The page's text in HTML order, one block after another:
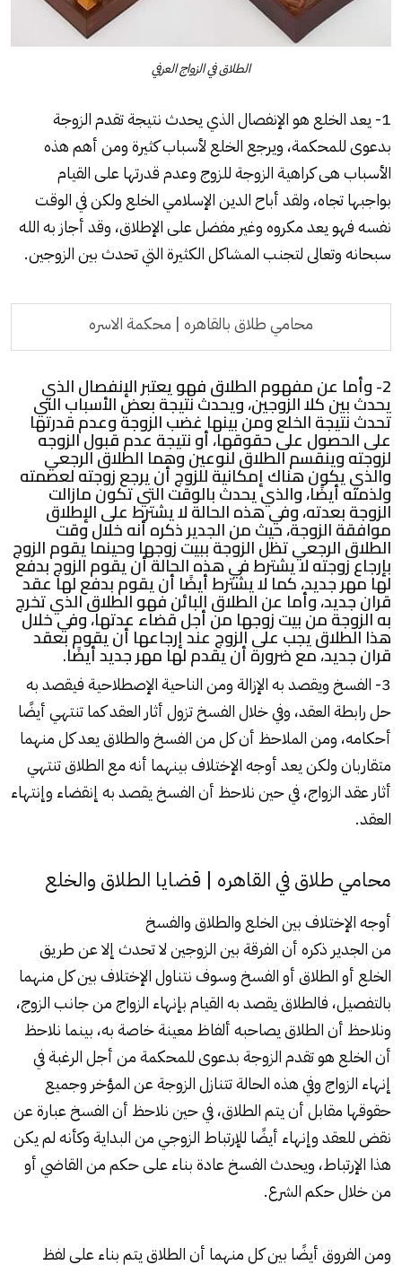
الطلاق في الزواج العرفي
1- يعد الخلع هو الإنفصال الذي يحدث نتيجة تقدم الزوجة
بدعوى للمحكمة، ويرجع الخلع لأسباب كثيرة ومن أهم هذه
الأسباب هى كراهية الزوجة للزوج وعدم قدرتها على القيام
بواجبها تجاه، ولقد أباح الدين الإسلامي الخلع ولكن في الوقت
نفسه فهو يعد مكروه وغير مفضل على الإطلاق، وقد أجاز به الله
سبحانه وتعالى لتجنب المشاكل الكثيرة التي تحدث بين الزوجين.
محامي طلاق بالقاهره | محكمة الاسره
2- وأما عن مفهوم الطلاق فهو يعتبر الإنفصال الذي
يحدث بين كلا الزوجين، ويحدث نتيجة بعض الأسباب التي
تحدث نتيجة الخلع ومن بينها غضب الزوجة وعدم قدرتها
على الحصول على حقوقها، أو نتيجة عدم قبول الزوجه
لزوجته وينقسم الطلاق لنوعين وهما الطلاق الرجعي
والذي يكون هناك إمكانية للزوج أن يرجع زوجته لعصمته
ولذمته أيضًا، والذي يحدث بالوقت التي تكون مازالت
الزوجة بعدته، وفي هذه الحالة لا يشترط على الإطلاق
موافقة الزوجة، حيث من الجدير ذكره أنه خلال وقت
الطلاق الرجعي تظل الزوجة ببيت زوجها وحينما يقوم الزوج
بإرجاع زوجته لا يشترط في هذه الحالة أن يقوم الزوج بدفع
لها مهر جديد، كما لا يشترط أيضًا أن يقوم بدفع لها عقد
قران جديد، وأما عن الطلاق البائن فهو الطلاق الذي تخرج
به الزوجة من بيت زوجها من أجل قضاء عدتها، وفي خلال
هذا الطلاق يجب على الزوج عند إرجاعها أن يقوم بعقد
قران جديد، مع ضرورة أن يقدم لها مهر جديد أيضًا.
3- الفسخ ويقصد به الإزالة ومن الناحية الإصطلاحية فيقصد به
حل رابطة العقد، وفي خلال الفسخ تزول أثار العقد كما تنتهي أيضًا
أحكامه، ومن الملاحظ أن كل من الفسخ والطلاق يعد كل منهما
متقاربان ولكن يعد أوجه الإختلاف بينهما أنه مع الطلاق تنتهي
أثار عقد الزواج، في حين نلاحظ أن الفسخ يقصد به إنقضاء وإنتهاء
العقد.
محامي طلاق في القاهره | قضايا الطلاق والخلع
أوجه الإختلاف بين الخلع والطلاق والفسخ
من الجدير ذكره أن الفرقة بين الزوجين لا تحدث إلا عن طريق
الخلع أو الطلاق أو الفسخ وسوف نتناول الإختلاف بين كل منهما
بالتفصيل، فالطلاق يقصد به القيام بإنهاء الزواج من جانب الزوج،
ونلاحظ أن الطلاق يصاحبه ألفاظ معينة خاصة به، بينما نلاحظ
أن الخلع هو تقدم الزوجة بدعوى للمحكمة من أجل الرغبة في
إنهاء الزواج وفي هذه الحالة تتنازل الزوجة عن المؤخر وجميع
حقوقها مقابل أن يتم الطلاق، في حين نلاحظ أن الفسخ عبارة عن
نقض للعقد وإنهاء أيضًا للإرتباط الزوجي من البداية وكأنه لم يكن
هذا الإرتباط، ويحدث الفسخ عادة بناء على حكم من القاضي أو
من خلال حكم الشرع.
ومن الفروق أيضًا بين كل منهما أن الطلاق يتم بناء على لفظ